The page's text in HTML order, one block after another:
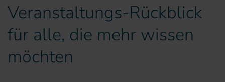
Veranstaltungs-Rückblick
für alle, die mehr wissen
möchten